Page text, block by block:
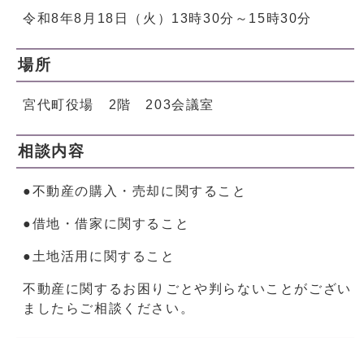
令和8年8月18日（火）13時30分～15時30分
場所
宮代町役場 2階 203会議室
相談内容
●不動産の購入・売却に関すること
●借地・借家に関すること
●土地活用に関すること
不動産に関するお困りごとや判らないことがござい
ましたらご相談ください。